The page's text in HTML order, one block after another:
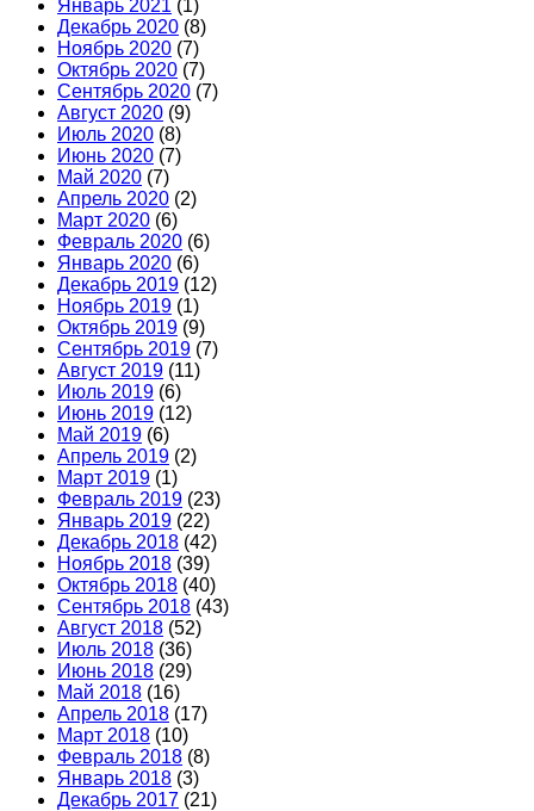
Январь 2021 (1)
Декабрь 2020 (8)
Ноябрь 2020 (7)
Октябрь 2020 (7)
Сентябрь 2020 (7)
Август 2020 (9)
Июль 2020 (8)
Июнь 2020 (7)
Май 2020 (7)
Апрель 2020 (2)
Март 2020 (6)
Февраль 2020 (6)
Январь 2020 (6)
Декабрь 2019 (12)
Ноябрь 2019 (1)
Октябрь 2019 (9)
Сентябрь 2019 (7)
Август 2019 (11)
Июль 2019 (6)
Июнь 2019 (12)
Май 2019 (6)
Апрель 2019 (2)
Март 2019 (1)
Февраль 2019 (23)
Январь 2019 (22)
Декабрь 2018 (42)
Ноябрь 2018 (39)
Октябрь 2018 (40)
Сентябрь 2018 (43)
Август 2018 (52)
Июль 2018 (36)
Июнь 2018 (29)
Май 2018 (16)
Апрель 2018 (17)
Март 2018 (10)
Февраль 2018 (8)
Январь 2018 (3)
Декабрь 2017 (21)